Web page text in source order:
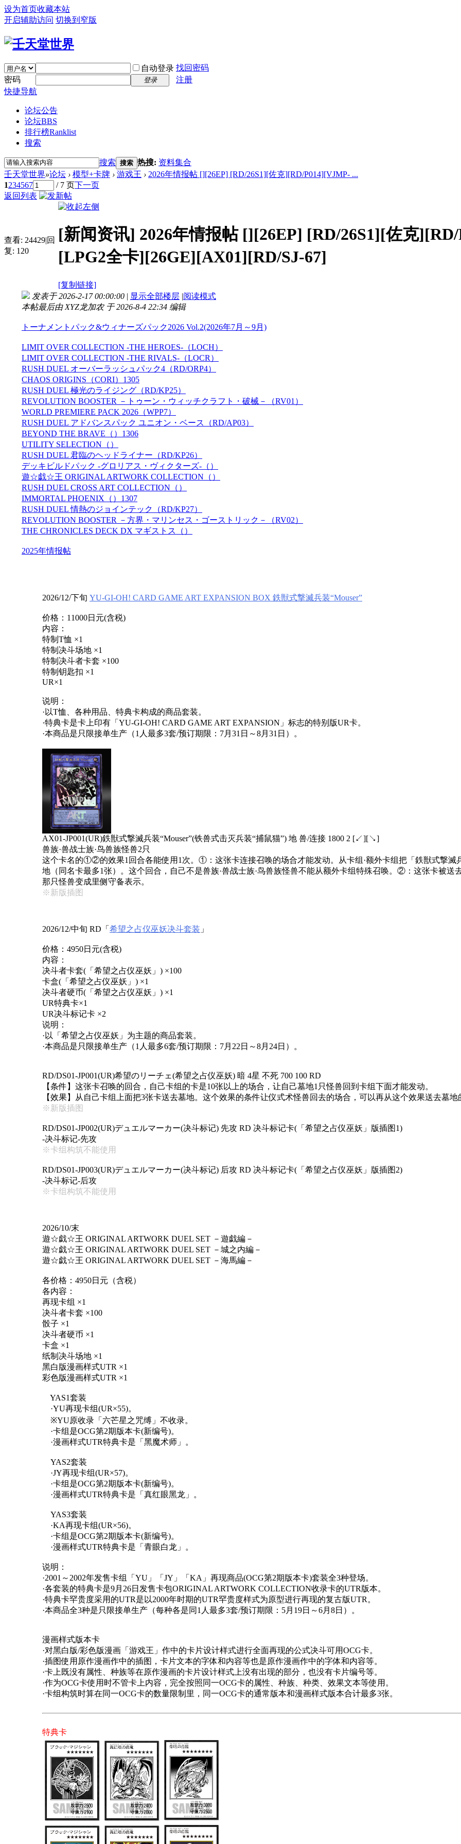
设为首页收藏本站
开启辅助访问 切换到窄版
自动登录 找回密码
密码
登录
注册
快捷导航
论坛公告
论坛BBS
排行榜Ranklist
搜索
搜索 搜索 热搜: 资料集合
壬天堂世界»论坛 › 模型+卡牌 › 游戏王 › 2026年情报帖 [][26EP] [RD/26S1][佐克][RD/P014][VJMP- ...
1234567 / 7 页下一页
返回列表
查看: 24429|回
复: 120
[新闻资讯] 2026年情报帖 [][26EP] [RD/26S1][佐克
[LPG2全卡][26GE][AX01][RD/SJ-67]
[复制链接]
发表于 2026-2-17 00:00:00 | 显示全部楼层 |阅读模式
本帖最后由 XYZ龙加农 于 2026-8-4 22:34 编辑
トーナメントパック&ウィナーズパック2026 Vol.2(2026年7月～9月)
LIMIT OVER COLLECTION -THE HEROES-（LOCH）
LIMIT OVER COLLECTION -THE RIVALS-（LOCR）
RUSH DUEL オーバーラッシュパック4（RD/ORP4）
CHAOS ORIGINS（CORI）1305
RUSH DUEL 極光のライジング（RD/KP25）
REVOLUTION BOOSTER －トゥーン・ウィッチクラフト・破械－（RV01）
WORLD PREMIERE PACK 2026（WPP7）
RUSH DUEL アドバンスパック ユニオン・ベース（RD/AP03）
BEYOND THE BRAVE（）1306
UTILITY SELECTION（）
RUSH DUEL 君臨のヘッドライナー（RD/KP26）
デッキビルドパック -グロリアス・ヴィクターズ-（）
遊☆戯☆王 ORIGINAL ARTWORK COLLECTION（）
RUSH DUEL CROSS ART COLLECTION（）
IMMORTAL PHOENIX（）1307
RUSH DUEL 情熱のジョインテック（RD/KP27）
REVOLUTION BOOSTER －方界・マリンセス・ゴーストリック－（RV02）
THE CHRONICLES DECK DX マギストス（）
2025年情报帖
2026/12/下旬 YU-GI-OH! CARD GAME ART EXPANSION BOX 鉄獣式撃滅兵装“Mouser”
价格：11000日元(含税)
内容：
特制T恤 ×1
特制决斗场地 ×1
特制决斗者卡套 ×100
特制钥匙扣 ×1
UR×1
说明：
·以T恤、各种用品、特典卡构成的商品套装。
·特典卡是卡上印有「YU-GI-OH! CARD GAME ART EXPANSION」标志的特别版UR卡。
·本商品是只限接单生产（1人最多3套/预订期限：7月31日～8月31日）。
AX01-JP001(UR)鉄獣式撃滅兵装“Mouser”(铁兽式击灭兵装“捕鼠猫”) 地 兽/连接 1800 2 [↙][↘]
兽族·兽战士族·鸟兽族怪兽2只
这个卡名的①②的效果1回合各能使用1次。①：这张卡连接召唤的场合才能发动。从卡组·额外卡组把「鉄獣式撃滅
地（同名卡最多1张）。这个回合，自己不是兽族·兽战士族·鸟兽族怪兽不能从额外卡组特殊召唤。②：这张卡被送
那只怪兽变成里侧守备表示。
※新版插图
2026/12/中旬 RD「 希望之占仪巫妖决斗套装 」
价格：4950日元(含税)
内容：
决斗者卡套(「希望之占仪巫妖」) ×100
卡盒(「希望之占仪巫妖」) ×1
决斗者硬币(「希望之占仪巫妖」) ×1
UR特典卡×1
UR决斗标记卡 ×2
说明：
·以「希望之占仪巫妖」为主题的商品套装。
·本商品是只限接单生产（1人最多6套/预订期限：7月22日～8月24日）。
RD/DS01-JP001(UR)希望のリーチェ(希望之占仪巫妖) 暗 4星 不死 700 100 RD
【条件】这张卡召唤的回合，自己卡组的卡是10张以上的场合，让自己墓地1只怪兽回到卡组下面才能发动。
【效果】从自己卡组上面把3张卡送去墓地。这个效果的条件让仪式术怪兽回去的场合，可以再从这个效果送去墓地
※新版插图
RD/DS01-JP002(UR)デュエルマーカー(决斗标记) 先攻 RD 决斗标记卡(「希望之占仪巫妖」版插图1)
-决斗标记-先攻
※卡组构筑不能使用
RD/DS01-JP003(UR)デュエルマーカー(决斗标记) 后攻 RD 决斗标记卡(「希望之占仪巫妖」版插图2)
-决斗标记-后攻
※卡组构筑不能使用
2026/10/末
遊☆戯☆王 ORIGINAL ARTWORK DUEL SET －遊戯編－
遊☆戯☆王 ORIGINAL ARTWORK DUEL SET －城之内編－
遊☆戯☆王 ORIGINAL ARTWORK DUEL SET －海馬編－
各价格：4950日元（含税）
各内容：
再现卡组 ×1
决斗者卡套 ×100
骰子 ×1
决斗者硬币 ×1
卡盒 ×1
纸制决斗场地 ×1
黑白版漫画样式UTR ×1
彩色版漫画样式UTR ×1
YAS1套装
·YU再现卡组(UR×55)。
※YU原收录「六芒星之咒缚」不收录。
·卡组是OCG第2期版本卡(新编号)。
·漫画样式UTR特典卡是「黑魔术师」。
YAS2套装
·JY再现卡组(UR×57)。
·卡组是OCG第2期版本卡(新编号)。
·漫画样式UTR特典卡是「真红眼黑龙」。
YAS3套装
·KA再现卡组(UR×56)。
·卡组是OCG第2期版本卡(新编号)。
·漫画样式UTR特典卡是「青眼白龙」。
说明：
·2001～2002年发售卡组「YU」「JY」「KA」再现商品(OCG第2期版本卡)套装全3种登场。
·各套装的特典卡是9月26日发售卡包ORIGINAL ARTWORK COLLECTION收录卡的UTR版本。
·特典卡罕贵度采用的UTR是以2000年时期的UTR罕贵度样式为原型进行再现的复古版UTR。
·本商品全3种是只限接单生产（每种各是同1人最多3套/预订期限：5月19日～6月8日）。
漫画样式版本卡
·对黑白版/彩色版漫画「游戏王」作中的卡片设计样式进行全面再现的公式决斗可用OCG卡。
·插图使用原作漫画作中的插图，卡片文本的字体和内容等也是原作漫画作中的字体和内容等。
·卡上既没有属性、种族等在原作漫画的卡片设计样式上没有出现的部分，也没有卡片编号等。
·作为OCG卡使用时不管卡上内容，完全按照同一OCG卡的属性、种族、种类、效果文本等使用。
·卡组构筑时算在同一OCG卡的数量限制里，同一OCG卡的通常版本和漫画样式版本合计最多3张。
特典卡